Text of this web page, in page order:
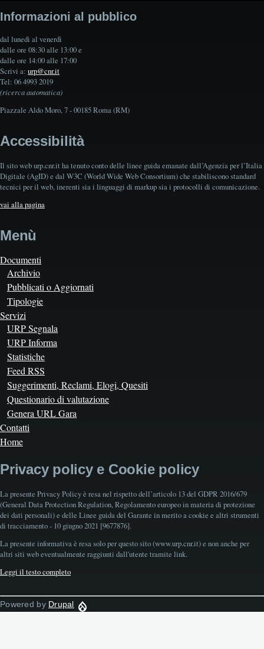
Informazioni al pubblico
dal lunedì al venerdì
dalle ore 08:30 alle 13:00 e
dalle ore 14:00 alle 17:00
Scrivi a: urp@cnr.it
Tel: 06 4993 2019
(ricerca automatica)
Piazzale Aldo Moro, 7 - 00185 Roma (RM)
Accessibilità
Il sito web urp.cnr.it ha tenuto conto delle linee guida emanate dall’Agenzia per l’Italia
Digitale (AgID) e dal W3C (World Wide Web Consortium) che stabiliscono standard
tecnici per il web, inerenti sia i linguaggi di markup sia i protocolli di comunicazione.
vai alla pagina
Menù
Documenti
Archivio
Pubblicati o Aggiornati
Tipologie
Servizi
URP Segnala
URP Informa
Statistiche
Feed RSS
Suggerimenti, Reclami, Elogi, Quesiti
Questionario di valutazione
Genera URL Gara
Contatti
Home
Privacy policy e Cookie policy
La presente Privacy Policy è resa nel rispetto dell’articolo 13 del GDPR 2016/679
(General Data Protection Regulation, Regolamento europeo in materia di protezione
dei dati personali) e delle Linee guida del Garante in merito a cookie e altri strumenti
di tracciamento - 10 giugno 2021 [9677876].
La presente informativa è resa solo per questo sito (www.urp.cnr.it) e non anche per
altri siti web eventualmente raggiunti dall'utente tramite link.
Leggi il testo completo
Powered by Drupal